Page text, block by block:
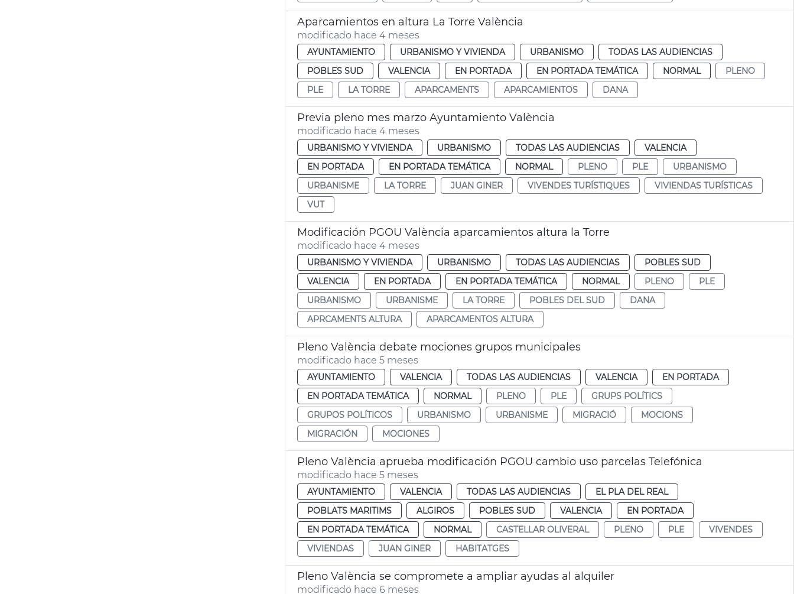
Aparcamientos en altura La Torre València
modificado hace 4 meses
AYUNTAMIENTO URBANISMO Y VIVIENDA URBANISMO
TODAS LAS AUDIENCIAS
POBLES SUD
VALENCIA EN PORTADA EN PORTADA TEMÁTICA NORMAL
PLENO
PLE
LA TORRE APARCAMENTS APARCAMIENTOS DANA
Previa pleno mes marzo Ayuntamiento València
modificado hace 4 meses
URBANISMO Y VIVIENDA URBANISMO TODAS LAS AUDIENCIAS
VALENCIA
EN PORTADA
EN PORTADA TEMÁTICA NORMAL PLENO PLE
URBANISMO
URBANISME
LA TORRE JUAN GINER VIVENDES TURÍSTIQUES
VIVIENDAS TURÍSTICAS
VUT
Modificación PGOU València aparcamientos altura la Torre
modificado hace 4 meses
URBANISMO Y VIVIENDA URBANISMO TODAS LAS AUDIENCIAS
POBLES SUD
VALENCIA
EN PORTADA EN PORTADA TEMÁTICA NORMAL PLENO
PLE
URBANISMO
URBANISME LA TORRE POBLES DEL SUD
DANA
APRCAMENTS ALTURA
APARCAMENTOS ALTURA
Pleno València debate mociones grupos municipales
modificado hace 5 meses
AYUNTAMIENTO VALENCIA TODAS LAS AUDIENCIAS VALENCIA
EN PORTADA
EN PORTADA TEMÁTICA
NORMAL PLENO PLE
GRUPS POLÍTICS
GRUPOS POLÍTICOS
URBANISMO URBANISME MIGRACIÓ
MOCIONS
MIGRACIÓN
MOCIONES
Pleno València aprueba modificación PGOU cambio uso parcelas Telefónica
modificado hace 5 meses
AYUNTAMIENTO VALENCIA TODAS LAS AUDIENCIAS
EL PLA DEL REAL
POBLATS MARITIMS
ALGIROS POBLES SUD VALENCIA
EN PORTADA
EN PORTADA TEMÁTICA
NORMAL CASTELLAR OLIVERAL PLENO PLE
VIVENDES
VIVIENDAS
JUAN GINER HABITATGES
Pleno València se compromete a ampliar ayudas al alquiler
modificado hace 6 meses